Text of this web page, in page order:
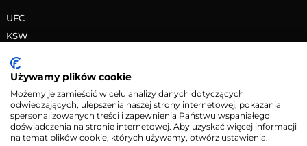
UFC
KSW
PRIME MMA
Żużlowa Ekstraliga
Speedway Grand Prix
Skoki narciarskie
Używamy plików cookie
Możemy je zamieścić w celu analizy danych dotyczących
odwiedzających, ulepszenia naszej strony internetowej, pokazania
spersonalizowanych treści i zapewnienia Państwu wspaniałego
doświadczenia na stronie internetowej. Aby uzyskać więcej informacji
na temat plików cookie, których używamy, otwórz ustawienia.